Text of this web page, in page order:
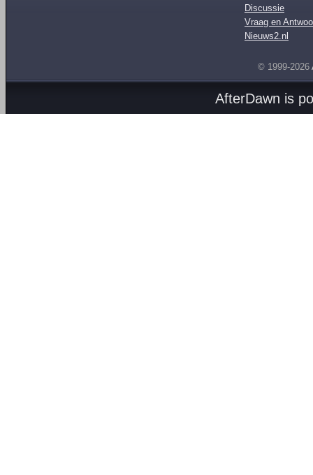
Discussie
Vraag en
Nieuws2.nl
© 1999-2026
AfterDawn is